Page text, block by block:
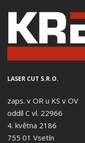
LASER CUT S.R.O.
zaps. v OR u KS v OV
oddíl C vl. 22966
4. května 2186
755 01 Vsetín